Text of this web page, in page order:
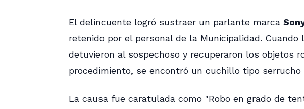
El delincuente logró sustraer un parlante marca
retenido por el personal de la Municipalidad.
detuvieron al sospechoso y recuperaron los objetos
procedimiento, se encontró un cuchillo tipo
La causa fue caratulada como "Robo en grado de